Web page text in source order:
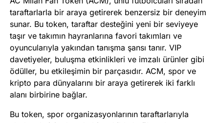
taraftarlarla bir araya getirerek benzersiz bir deneyim
sunar. Bu token, taraftar desteğini yeni bir seviyeye
taşır ve takımın hayranlarına favori takımları ve
oyuncularıyla yakından tanışma şansı tanır. VIP
davetiyeler, buluşma etkinlikleri ve imzalı ürünler gibi
ödüller, bu etkileşimin bir parçasıdır. ACM, spor ve
kripto para dünyalarını bir araya getirerek iki farklı
alanı birbirine bağlar.
Bu token, spor organizasyonlarının taraftarlarıyla